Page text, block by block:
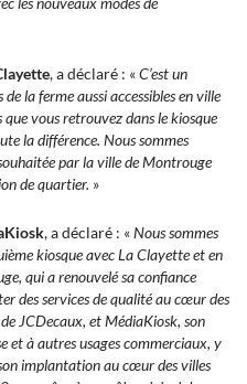
, a déclaré : «C’est un
la ferme aussi accessibles en ville
vous retrouvez dans le kiosque
la différence. Nous sommes
par la ville de Montrouge
de quartier. »
, a déclaré : «Nous sommes
kiosque avec La Clayette et en
qui a renouvelé sa confiance
des services de qualité au cœur des
JCDecaux, et MédiaKiosk, son
et à autres usages commerciaux, y
implantation au cœur des villes